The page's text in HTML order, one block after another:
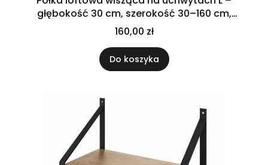
głębokość 30 cm, szerokość 30–160 cm,
dębowa
160,00 zł
Do koszyka